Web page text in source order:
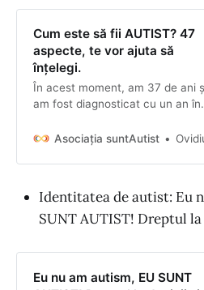
Cum este să fii AUTIST? 47
aspecte, te vor ajuta să
înțelegi.
În acest moment, am 37 de ani
am fost diagnosticat cu un an în
scăzute de suport. În acest an,
tribului autist din care fac parte,
cunoașterea familiilor care ne-
născut și care ne cresc…
Asociația suntAutist Ovidiu
Identitatea de autist: Eu
SUNT AUTIST! Dreptul
Eu nu am autism, EU SUNT